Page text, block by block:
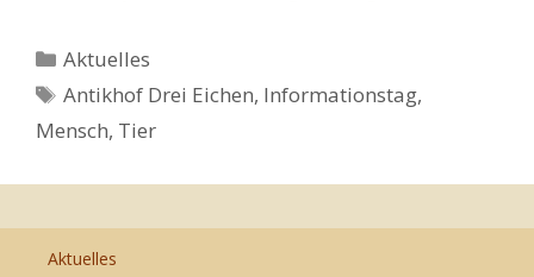
Kategorien
Aktuelles
Schlagwörter
Antikhof Drei Eichen, Informationstag,
Mensch, Tier
Aktuelles